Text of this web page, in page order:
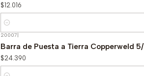
$12.016
Cantidad
20007
Barra de Puesta a Tierra Copperweld
$24.390